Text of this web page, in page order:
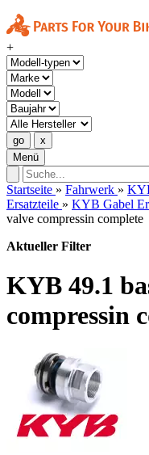
+
Menü
Startseite » Fahrwerk »
Ersatzteile » KYB Gabel
valve compressin complete
Aktueller Filter
KYB 49.1
compressin